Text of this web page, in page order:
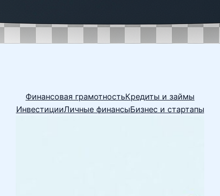
Финансовая грамотностьКредиты и займы
ИнвестицииЛичные финансыБизнес и стартапы